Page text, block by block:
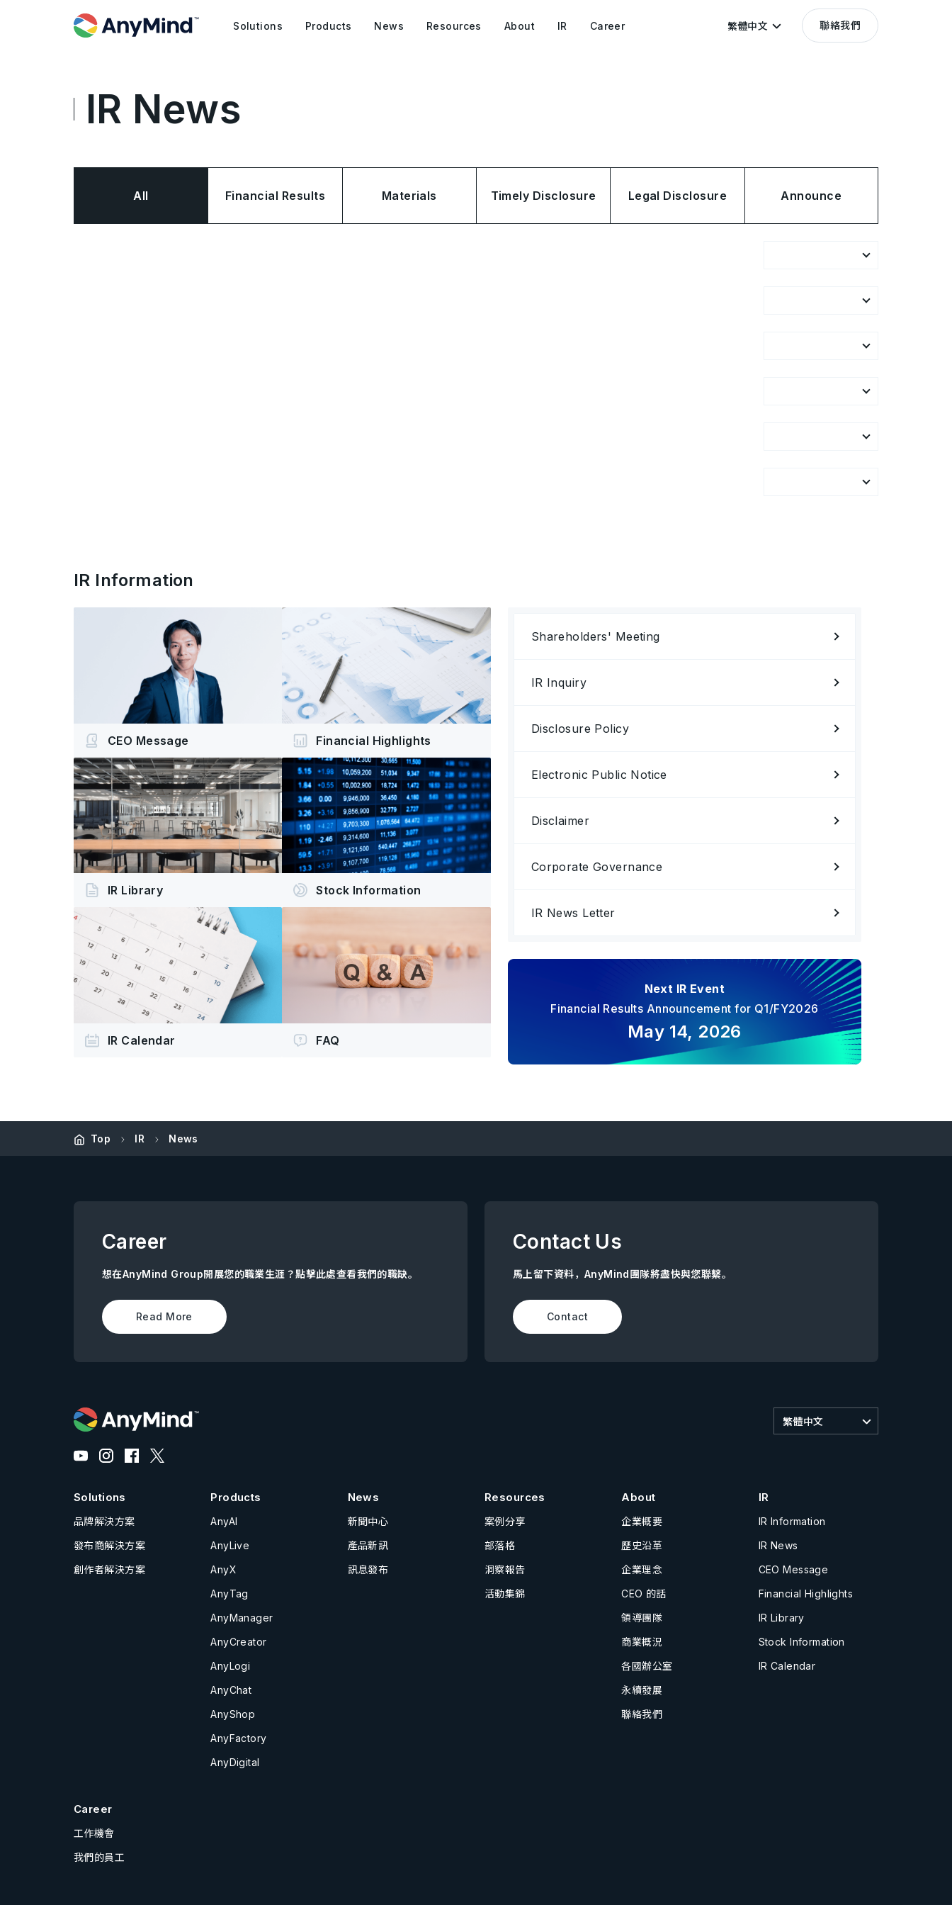
Solutions Products News Resources About IR Career 繁體中文 聯絡我們
IR News
All Financial Results Materials Timely Disclosure Legal Disclosure Announce
IR Information
CEO Message Financial Highlights
IR Library Stock Information
IR Calendar FAQ
Shareholders' Meeting
IR Inquiry
Disclosure Policy
Electronic Public Notice
Disclaimer
Corporate Governance
IR News Letter
Next IR Event
Financial Results Announcement for Q1/FY2026
May 14, 2026
Top IR News
Career
想在AnyMind Group開展您的職業生涯？點擊此處查看我們的職缺。
Read More
Contact Us
馬上留下資料，AnyMind團隊將盡快與您聯繫。
Contact
繁體中文
Solutions
品牌解決方案
發布商解決方案
創作者解決方案
Products
AnyAI
AnyLive
AnyX
AnyTag
AnyManager
AnyCreator
AnyLogi
AnyChat
AnyShop
AnyFactory
AnyDigital
News
新聞中心
產品新訊
訊息發布
Resources
案例分享
部落格
洞察報告
活動集錦
About
企業概要
歷史沿革
企業理念
CEO 的話
領導團隊
商業概況
各國辦公室
永續發展
聯絡我們
IR
IR Information
IR News
CEO Message
Financial Highlights
IR Library
Stock Information
IR Calendar
Career
工作機會
我們的員工